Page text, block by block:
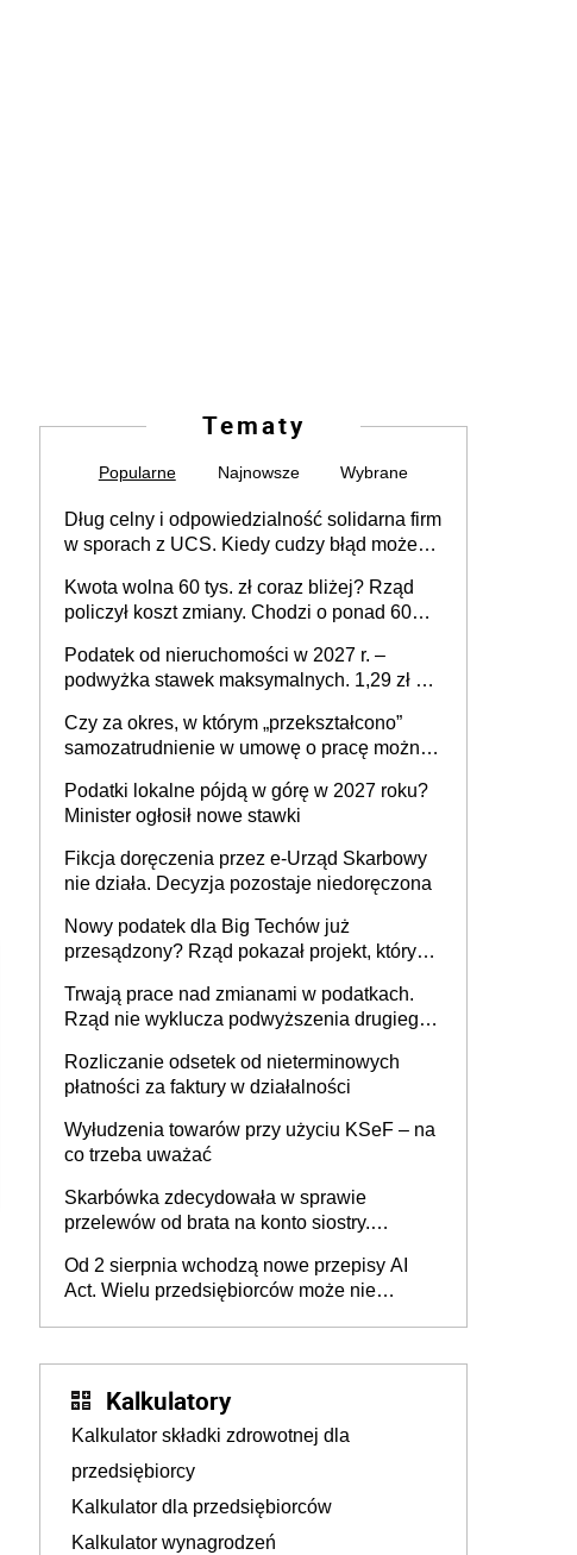
Tematy
Popularne Najnowsze Wybrane
Dług celny i odpowiedzialność solidarna firm
w sporach z UCS. Kiedy cudzy błąd może
Kwota wolna 60 tys. zł coraz bliżej? Rząd
policzył koszt zmiany. Chodzi o ponad 60
Podatek od nieruchomości w 2027 r. –
podwyżka stawek maksymalnych. 1,29 zł za
budynków i lokali związanych z
prowadzeniem działalności gospodarczej
Czy za okres, w którym „przekształcono”
samozatrudnienie w umowę o pracę można
umowy cywilnoprawnej jedynym
racjonalnym wyjściem
Podatki lokalne pójdą w górę w 2027 roku?
Minister ogłosił nowe stawki
Fikcja doręczenia przez e-Urząd Skarbowy
nie działa. Decyzja pozostaje niedoręczona
Nowy podatek dla Big Techów już
przesądzony? Rząd pokazał projekt, który
Trwają prace nad zmianami w podatkach.
Rząd nie wyklucza podwyższenia drugiego
Rozliczanie odsetek od nieterminowych
płatności za faktury w działalności
Wyłudzenia towarów przy użyciu KSeF – na
co trzeba uważać
Skarbówka zdecydowała w sprawie
przelewów od brata na konto siostry.
darowizna, ale podatku jednak nie będzie
Od 2 sierpnia wchodzą nowe przepisy AI
Act. Wielu przedsiębiorców może nie
Kalkulatory
Kalkulator składki zdrowotnej dla
przedsiębiorcy
Kalkulator dla przedsiębiorców
Kalkulator wynagrodzeń